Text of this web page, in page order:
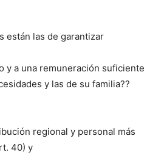
están las de garantizar
y a una remuneración suficiente
y las de su familia??
regional y personal más
40) y